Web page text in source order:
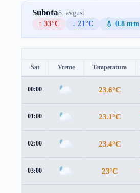
Subota8. avgust
↑ 33°C
↓ 21°C 💧 0.8 mm
Sat Vreme Temperatura
00:00 23.6°C
01:00 23.1°C
02:00 23.4°C
03:00 23°C